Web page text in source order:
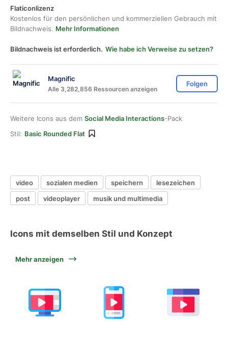
Flaticonlizenz
Kostenlos für den persönlichen und kommerziellen Gebrauch mit
Bildnachweis. Mehr Informationen
Bildnachweis ist erforderlich. Wie habe ich Verweise zu setzen?
Magnific
Alle 3,282,856 Ressourcen anzeigen
Folgen
Weitere Icons aus dem Social Media Interactions-Pack
Stil: Basic Rounded Flat
video sozialen medien speichern
lesezeichen
post
videoplayer musik und multimedia
Icons mit demselben Stil und Konzept
Mehr anzeigen